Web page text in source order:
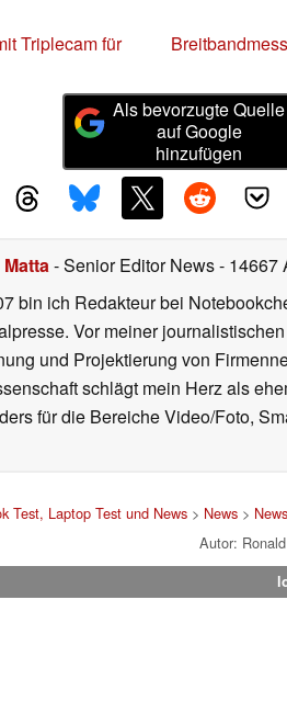
Triplecam für
Als bevorzugte Quelle
auf Google
hinzufügen
- Senior Editor News- 14667
bin ich Redakteur bei
Vor meiner
und Projektierung von
schlägt mein Herz als
für die Bereiche Video/Foto,
Test, Laptop Test und News> News>
Autor: